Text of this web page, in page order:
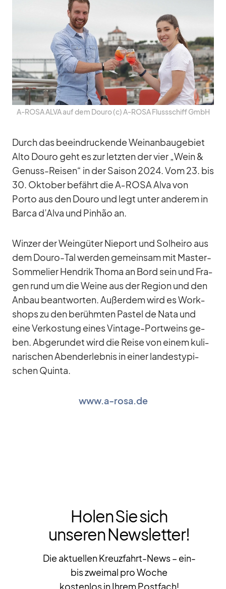
A‑ROSA ALVA auf dem Douro (c) A‑ROSA Fluss­schiff GmbH
Durch das be­ein­dru­ckende Wein­an­bau­ge­biet
Alto Douro geht es zur letz­ten der vier „Wein &
Ge­nuss-Rei­sen“ in der Sai­son 2024. Vom 23. bis
30. Ok­to­ber be­fährt die A‑ROSA Alva von
Porto aus den Douro und legt un­ter an­de­rem in
Barca d’Alva und Pin­hão an.
Win­zer der Wein­gü­ter Nie­port und Sol­heiro aus
dem Douro-Tal wer­den ge­mein­sam mit Mas­ter-
Som­me­lier Hen­drik Thoma an Bord sein und Fra­
gen rund um die Weine aus der Re­gion und den
An­bau be­ant­wor­ten. Au­ßer­dem wird es Work­
shops zu den be­rühm­ten Pas­tel de Nata und
eine Ver­kos­tung ei­nes Vin­tage-Port­weins ge­
ben. Ab­ge­run­det wird die Reise von ei­nem ku­li­
na­ri­schen Aben­d­er­leb­nis in ei­ner lan­des­ty­pi­
schen Quinta.
www.a‑rosa.de
Holen Sie sich
unseren Newsletter!
Die aktuellen Kreuzfahrt-News – ein-
bis zweimal pro Woche
kostenlos in Ihrem Postfach!